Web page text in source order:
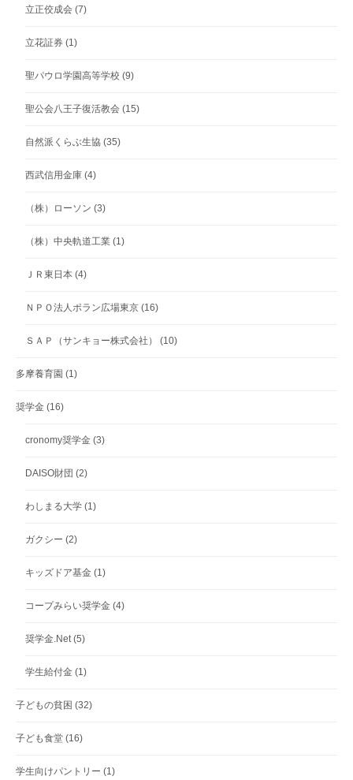
立正佼成会 (7)
立花証券 (1)
聖パウロ学園高等学校 (9)
聖公会八王子復活教会 (15)
自然派くらぶ生協 (35)
西武信用金庫 (4)
（株）ローソン (3)
（株）中央軌道工業 (1)
ＪＲ東日本 (4)
ＮＰＯ法人ポラン広場東京 (16)
ＳＡＰ（サンキョー株式会社） (10)
多摩養育園 (1)
奨学金 (16)
cronomy奨学金 (3)
DAISO財団 (2)
わしまる大学 (1)
ガクシー (2)
キッズドア基金 (1)
コープみらい奨学金 (4)
奨学金.Net(5)
学生給付金 (1)
子どもの貧困 (32)
子ども食堂 (16)
学生向けパントリー (1)